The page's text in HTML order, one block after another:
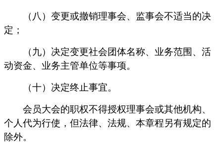
（八）变更或撤销理事会、监事会不适当的决
定；
（九）决定变更社会团体名称、业务范围、活
动资金、业务主管单位等事项。
（十）决定终止事宜。
会员大会的职权不得授权理事会或其他机构、
个人代为行使，但法律、法规、本章程另有规定的
除外。